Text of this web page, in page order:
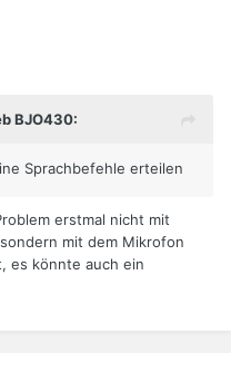
BJO430:
Sprachbefehle erteilen
erstmal nicht mit
mit dem Mikrofon
es könnte auch ein